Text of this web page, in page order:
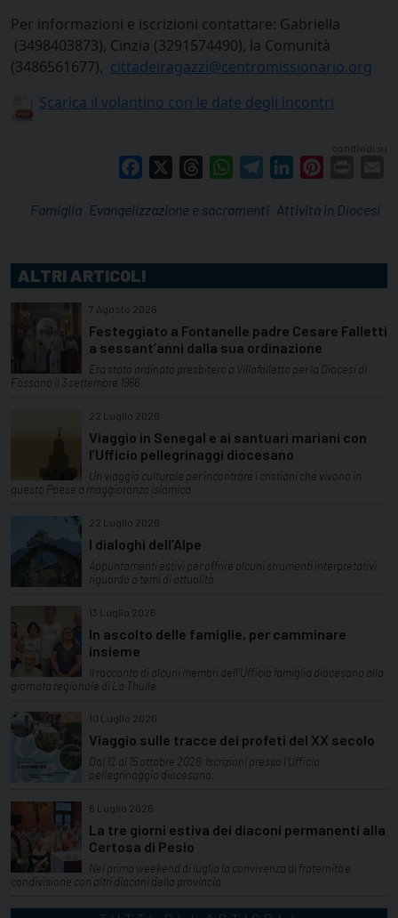
Per informazioni e iscrizioni contattare: Gabriella
(3498403873), Cinzia (3291574490), la Comunità
(3486561677), cittadeiragazzi@centromissionario.org
Scarica il volantino con le date degli incontri
condividi su
Facebook ThreadsWhatsAppTelegramLinkedIn
Attività in Diocesi
Evangelizzazione e sacramenti
Famiglia
ALTRI ARTICOLI
7 Agosto 2026
Festeggiato a Fontanelle padre Cesare Falletti
a sessant’anni dalla sua ordinazione
Era stato ordinato presbitero a Villafalletto per la Diocesi di
Fossano il 3 settembre 1966
22 Luglio 2026
Viaggio in Senegal e ai santuari mariani con
l’Ufficio pellegrinaggi diocesano
Un viaggio culturale per incontrare i cristiani che vivono in
questo Paese a maggioranza islamica
22 Luglio 2026
I dialoghi dell’Alpe
Appuntamenti estivi per offrire alcuni strumenti interpretativi
riguardo a temi di attualità
13 Luglio 2026
In ascolto delle famiglie, per camminare
insieme
Il racconto di alcuni membri dell'Ufficio famiglia diocesano alla
giornata regionale di La Thuile
10 Luglio 2026
Viaggio sulle tracce dei profeti del XX secolo
Dal 12 al 15 ottobre 2026. Iscrizioni presso l'Ufficio
pellegrinaggio diocesano.
6 Luglio 2026
La tre giorni estiva dei diaconi permanenti alla
Certosa di Pesio
Nel primo weekend di luglio la convivenza di fraternità e
condivisione con altri diaconi della provincia